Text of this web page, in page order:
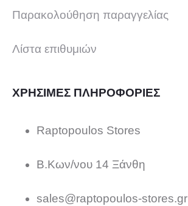
Παρακολούθηση παραγγελίας
Λίστα επιθυμιών
ΧΡΗΣΙΜΕΣ ΠΛΗΡΟΦΟΡΙΕΣ
Raptopoulos Stores
Β.Κων/νου 14 Ξάνθη
sales@raptopoulos-stores.gr